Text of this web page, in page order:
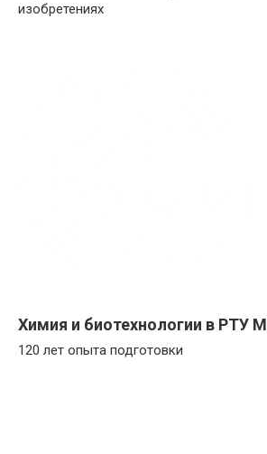
изобретениях
Химия и биотехнологии в РТУ
120 лет опыта подготовки